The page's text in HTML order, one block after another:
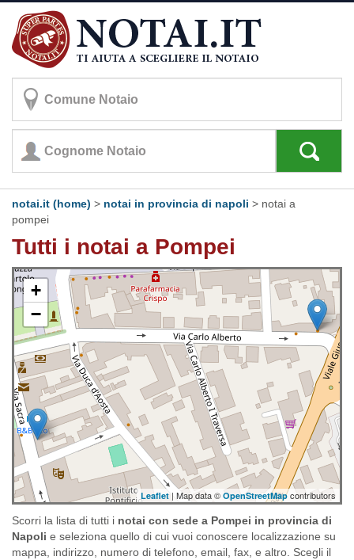
notai.it (home) > notai in provincia di napoli > notai a
pompei
Tutti i notai a Pompei
+
−
Leaflet| Map data © OpenStreetMapcontributors
Scorri la lista di tutti i notai con sede a Pompei in provincia di
Napoli e seleziona quello di cui vuoi conoscere localizzazione su
mappa, indirizzo, numero di telefono, email, fax, e altro. Scegli il